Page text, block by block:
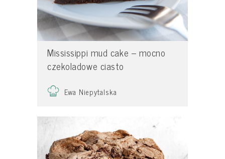
Mississippi mud cake – mocno
czekoladowe ciasto
Ewa Niepytalska